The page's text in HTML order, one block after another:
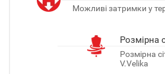
Можливі затримки у
Розмірна
Розмірна
V.Velika